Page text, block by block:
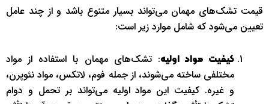
قیمت تشک‌های مهمان می‌تواند بسیار متنوع باشد و از چند عامل
تعیین می‌شود که شامل موارد زیر است:
کیفیت مواد اولیه: تشک‌های مهمان با استفاده از مواد
مختلفی ساخته می‌شوند، از جمله فوم، لاتکس، مواد نئوپرن،
و غیره. کیفیت این مواد اولیه می‌تواند بر تحمل و دوام